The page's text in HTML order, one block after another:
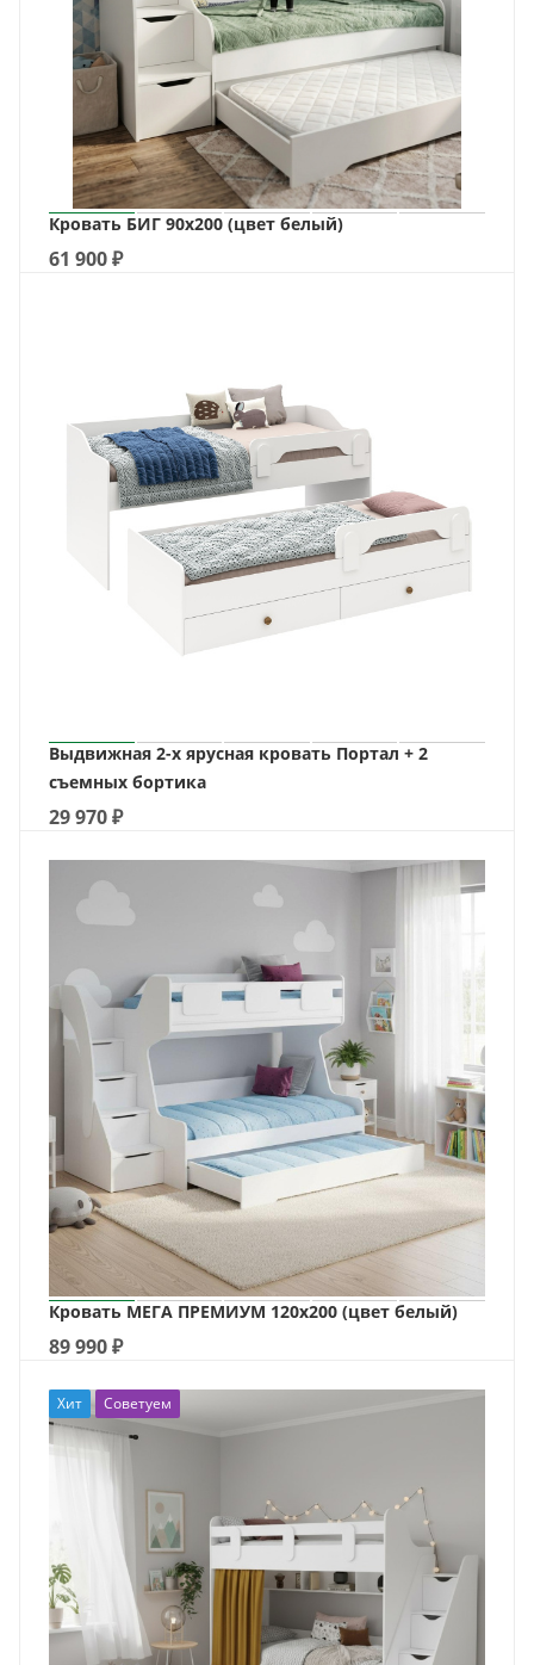
Кровать БИГ 90х200 (цвет белый)
61 900₽
Выдвижная 2-х ярусная кровать Портал + 2
съемных бортика
29 970₽
Кровать МЕГА ПРЕМИУМ 120х200 (цвет белый)
89 990₽
Хит Советуем